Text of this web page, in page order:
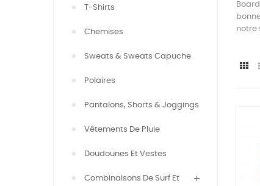
T-Shirts
Chemises
Sweats & Sweats Capuche
Polaires
Pantalons, Shorts & Joggings
Vêtements De Pluie
Doudounes Et Vestes
Combinaisons De Surf Et
notre